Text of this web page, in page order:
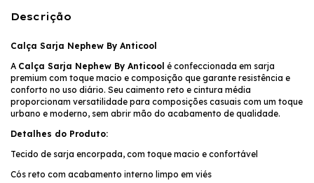
Descrição
Calça Sarja Nephew By Anticool
A Calça Sarja Nephew By Anticool é confeccionada em sarja
premium com toque macio e composição que garante resistência e
conforto no uso diário. Seu caimento reto e cintura média
proporcionam versatilidade para composições casuais com um toque
urbano e moderno, sem abrir mão do acabamento de qualidade.
Detalhes do Produto:
Tecido de sarja encorpada, com toque macio e confortável
Cós reto com acabamento interno limpo em viés